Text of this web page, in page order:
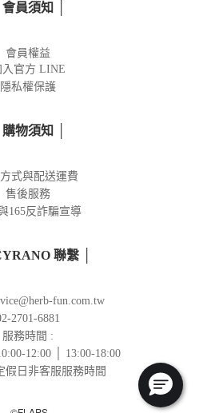
會員須知 │
會員權益
官方 LINE
隱私權保護
購物須知 │
式與配送運費
售後服務
165反詐騙宣導
聯繫 │
fun.com.tw
2701-6881
服務時間 :
12:00 │ 13:00-18:00
假日非客服服務時間